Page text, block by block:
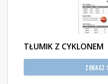
TŁUMIK Z CYKLONEM
Zobacz